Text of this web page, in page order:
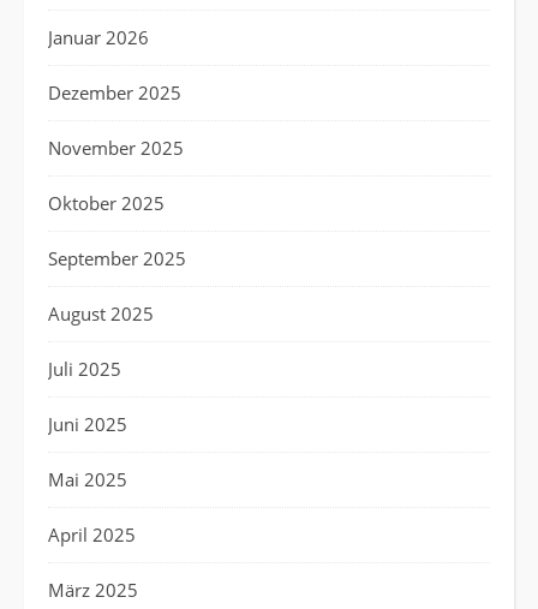
Januar 2026
Dezember 2025
November 2025
Oktober 2025
September 2025
August 2025
Juli 2025
Juni 2025
Mai 2025
April 2025
März 2025